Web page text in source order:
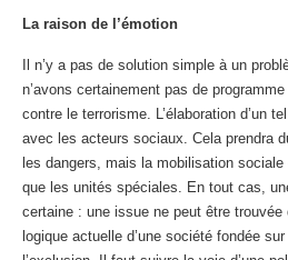
La raison de l’émotion
Il n’y a pas de solution simple à un
n’avons certainement pas de
contre le terrorisme. L’élaboration d’un
avec les acteurs sociaux. Cela prendra
les dangers, mais la mobilisation
que les unités spéciales. En tout cas,
certaine : une issue ne peut être trouvée
logique actuelle d’une société fondée